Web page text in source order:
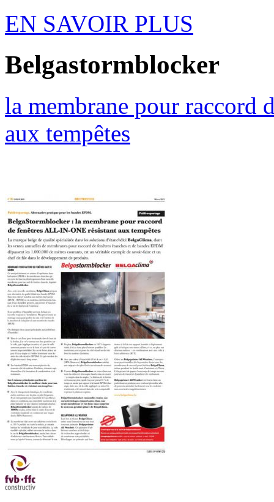
EN SAVOIR PLUS
Belgastormblocker
la membrane pour raccord
aux tempêtes